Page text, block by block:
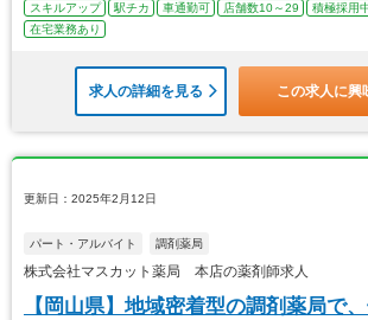
スキルアップ
駅チカ 車通勤可 店舗数10～29 積極採用
在宅業務あり
求人の詳細を見る この求人に興
更新日：2025年2月12日
パート・アルバイト 調剤薬局
株式会社マスカット薬局 本店の薬剤師求人
【岡山県】地域密着型の調剤薬局で